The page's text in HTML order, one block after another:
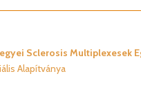
Sclerosis Multiplexesek
Alapítványa